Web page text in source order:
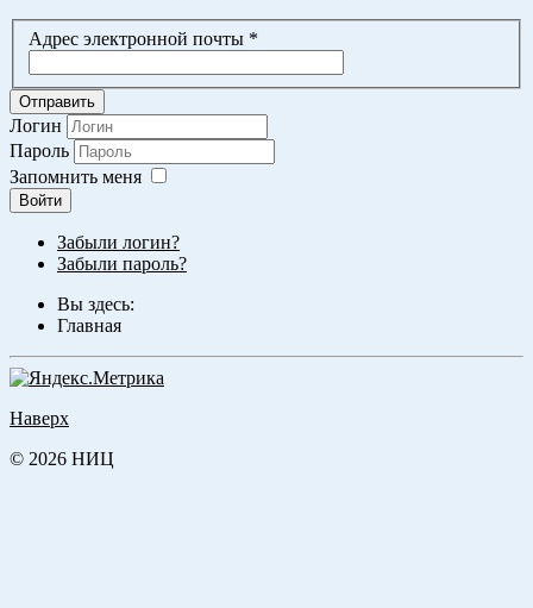
Адрес электронной почты *
Отправить
Логин
Пароль
Запомнить меня
Войти
Забыли логин?
Забыли пароль?
Вы здесь:
Главная
Наверх
© 2026 НИЦ